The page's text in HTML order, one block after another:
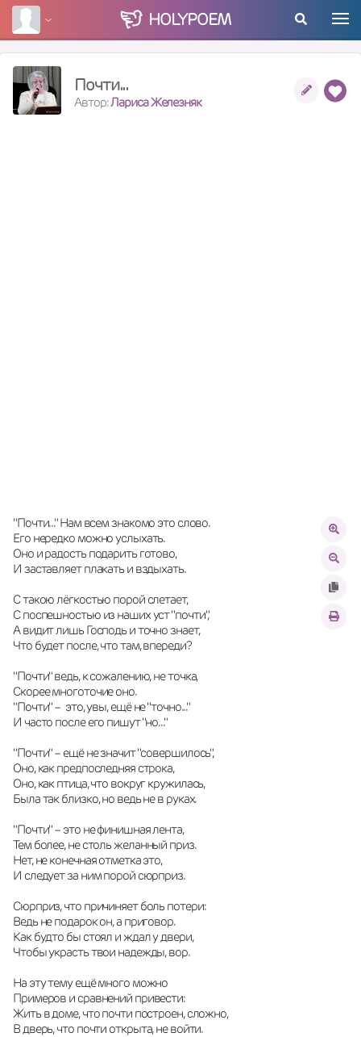
HOLYPOEM
Почти...
Автор:Лариса Железняк
"Почти..." Нам всем знакомо это слово.
Его нередко можно услыхать.
Оно и радость подарить готово,
И заставляет плакать и вздыхать.
С такою лёгкостью порой слетает,
С поспешностью из наших уст "почти",
А видит лишь Господь и точно знает,
Что будет после, что там, впереди?
"Почти" ведь, к сожалению, не точка,
Скорее многоточие оно.
"Почти" –  это, увы, ещё не "точно..."
И часто после его пишут "но..."
"Почти" – ещё не значит "совершилось",
Оно, как предпоследняя строка,
Оно, как птица, что вокруг кружилась,
Была так близко, но ведь не в руках.
"Почти" – это не финишная лента,
Тем более, не столь желанный приз.
Нет, не конечная отметка это,
И следует за ним порой сюрприз.
Сюрприз, что причиняет боль потери:
Ведь не подарок он, а приговор.
Как будто бы стоял и ждал у двери,
Чтобы украсть твои надежды, вор.
На эту тему ещё много можно
Примеров и сравнений привести:
Жить в доме, что почти построен, сложно,
В дверь, что почти открыта, не войти.